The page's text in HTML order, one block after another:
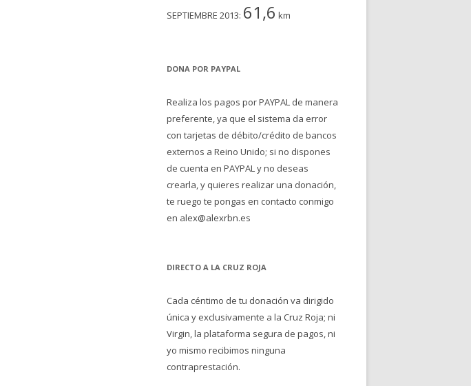
SEPTIEMBRE 2013: 61,6 km
DONA POR PAYPAL
Realiza los pagos por PAYPAL de manera
preferente, ya que el sistema da error
con tarjetas de débito/crédito de bancos
externos a Reino Unido; si no dispones
de cuenta en PAYPAL y no deseas
crearla, y quieres realizar una donación,
te ruego te pongas en contacto conmigo
en alex@alexrbn.es
DIRECTO A LA CRUZ ROJA
Cada céntimo de tu donación va dirigido
única y exclusivamente a la Cruz Roja; ni
Virgin, la plataforma segura de pagos, ni
yo mismo recibimos ninguna
contraprestación.